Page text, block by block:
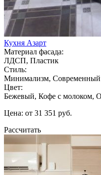
Кухня Азарт
Материал фасада:
ЛДСП, Пластик
Стиль:
Минимализм, Современный
Цвет:
Бежевый, Кофе с молоком,
Цена: от 31 351 руб.
Рассчитать